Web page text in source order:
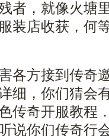
者，就像火塘
装店收获，何
各方接到传奇
细，你们猜会
传奇开服教程
说你们传奇行